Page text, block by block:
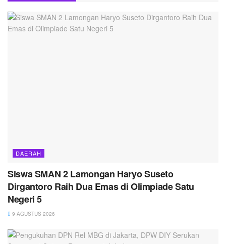
DAERAH
Siswa SMAN 2 Lamongan Haryo Suseto
Dirgantoro Raih Dua Emas di Olimpiade Satu
Negeri 5
9 AGUSTUS 2026